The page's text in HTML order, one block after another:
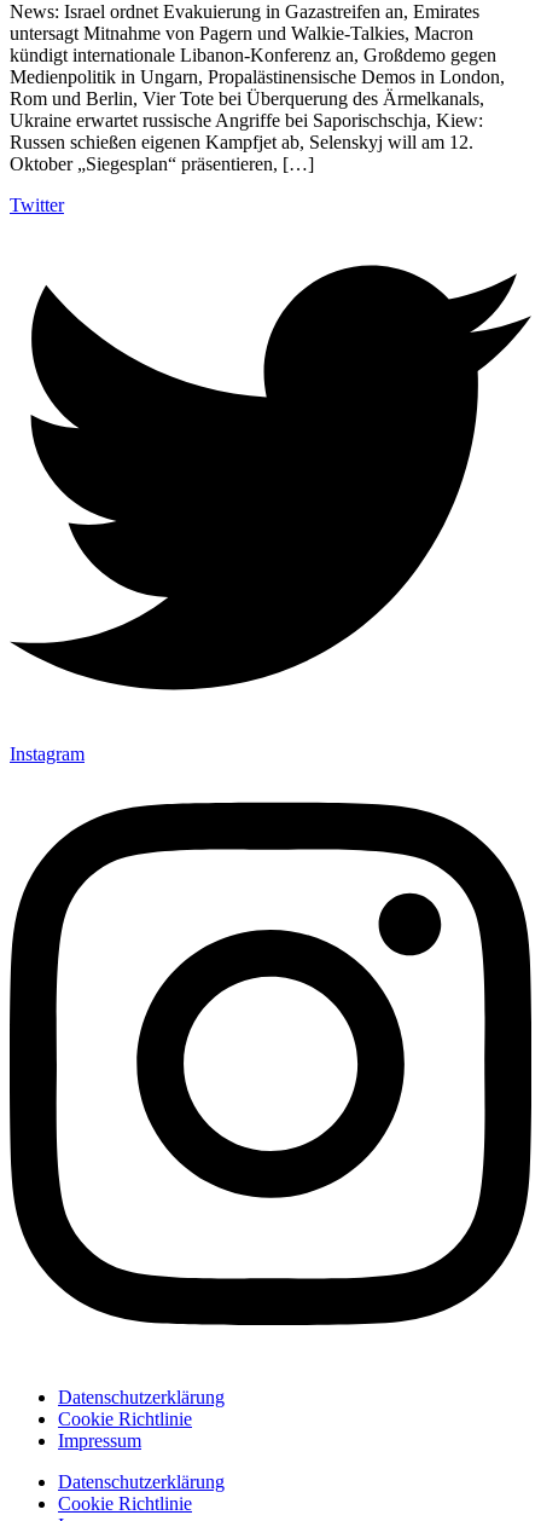
News: Israel ordnet Evakuierung in Gazastreifen an, Emirates
untersagt Mitnahme von Pagern und Walkie-Talkies, Macron
kündigt internationale Libanon-Konferenz an, Großdemo gegen
Medienpolitik in Ungarn, Propalästinensische Demos in London,
Rom und Berlin, Vier Tote bei Überquerung des Ärmelkanals,
Ukraine erwartet russische Angriffe bei Saporischschja, Kiew:
Russen schießen eigenen Kampfjet ab, Selenskyj will am 12.
Oktober „Siegesplan“ präsentieren, […]
Twitter
Instagram
Datenschutzerklärung
Cookie Richtlinie
Impressum
Datenschutzerklärung
Cookie Richtlinie